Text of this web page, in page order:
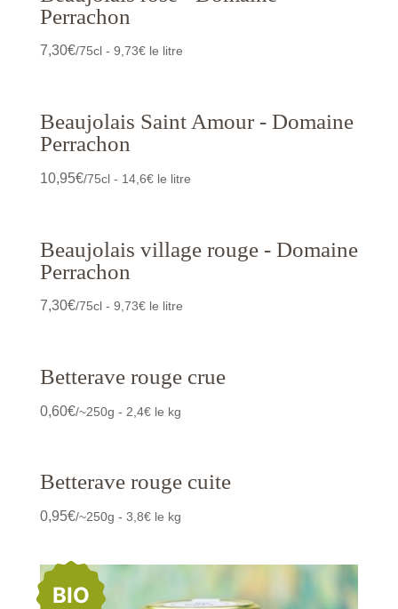
Perrachon
7,30€/75cl - 9,73€ le litre
Beaujolais Saint Amour - Domaine
Perrachon
10,95€/75cl - 14,6€ le litre
Beaujolais village rouge - Domaine
Perrachon
7,30€/75cl - 9,73€ le litre
Betterave rouge crue
0,60€/~250g - 2,4€ le kg
Betterave rouge cuite
0,95€/~250g - 3,8€ le kg
BIO